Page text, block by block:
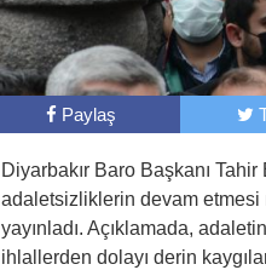
Paylaş
Diyarbakır Baro Başkanı
adaletsizliklerin devam etmesi
yayınladı. Açıklamada,
ihlallerden dolayı derin